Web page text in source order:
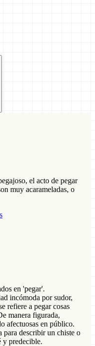
el acto de pegar
muy acarameladas, o
en 'pegar'.
incómoda por sudor,
refiere a pegar cosas
manera figurada,
afectuosas en público.
para describir un chiste o
y predecible.